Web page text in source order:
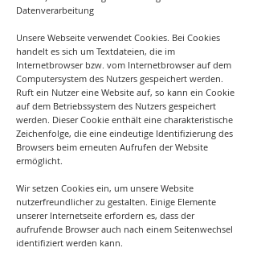
Datenverarbeitung
Unsere Webseite verwendet Cookies. Bei Cookies
handelt es sich um Textdateien, die im
Internetbrowser bzw. vom Internetbrowser auf dem
Computersystem des Nutzers gespeichert werden.
Ruft ein Nutzer eine Website auf, so kann ein Cookie
auf dem Betriebssystem des Nutzers gespeichert
werden. Dieser Cookie enthält eine charakteristische
Zeichenfolge, die eine eindeutige Identifizierung des
Browsers beim erneuten Aufrufen der Website
ermöglicht.
Wir setzen Cookies ein, um unsere Website
nutzerfreundlicher zu gestalten. Einige Elemente
unserer Internetseite erfordern es, dass der
aufrufende Browser auch nach einem Seitenwechsel
identifiziert werden kann.